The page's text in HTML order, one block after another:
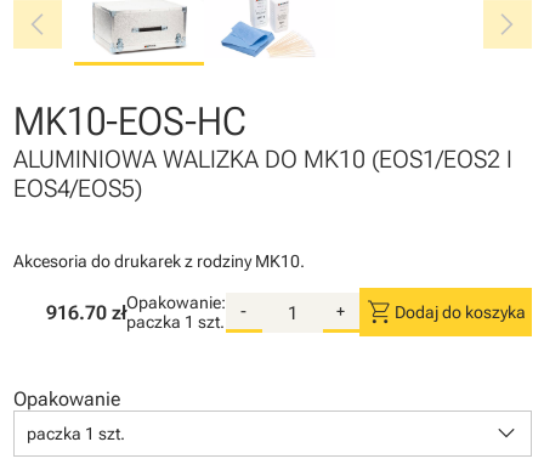
chevron_left chevron_right
MK10-EOS-HC
ALUMINIOWA WALIZKA DO MK10 (EOS1/EOS2 I
EOS4/EOS5)
Akcesoria do drukarek z rodziny MK10.
916.70 złOpakowanie:
paczka 1 szt.
- + shopping_cart Dodaj do koszyka
Opakowanie
paczka 1 szt. keyboard_arrow_down